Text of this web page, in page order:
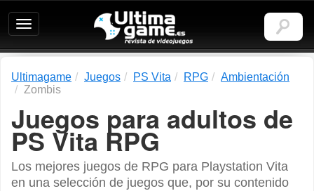
Ultimagame:
Revista
de
Ultimagame Juegos PS Vita RPG
Ambientación
Zombis
Juegos para adultos de
PS Vita RPG
Los mejores juegos de RPG para Playstation Vita
en una selección de juegos que, por su contenido